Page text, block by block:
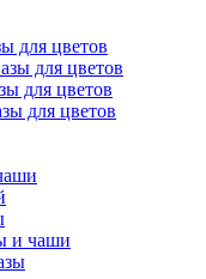
для цветов
для цветов
для цветов
для цветов
и чаши